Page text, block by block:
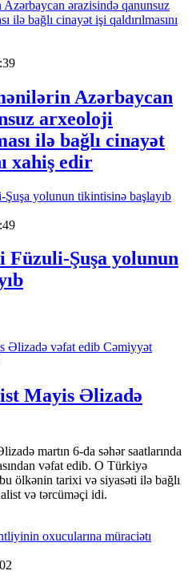
Azərbaycan
arxeoloji
ilə bağlı cinayət
xahiş edir
Füzuli-Şuşa yolunun
Cəmiyyət
Mayis Əlizadə
martın 6-da səhər saatlarında
vəfat edib. O Türkiyə
ölkənin tarixi və siyasəti ilə bağlı
və tərcüməçi idi.